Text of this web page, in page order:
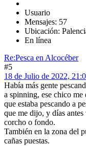
Usuario
Mensajes: 57
Ubicación:
En línea
Re:Pesca en Alcocéber
#5
18 de Julio de 2022,
Había más gente
a spinning, ese chico
que estaba pescando a
que me dijo, y días antes
corcho o fondo.
También en la zona del
cañas puestas.